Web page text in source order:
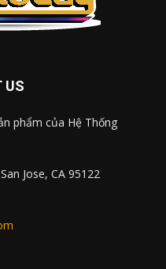
US
phẩm của Hệ Thống
Jose, CA 95122